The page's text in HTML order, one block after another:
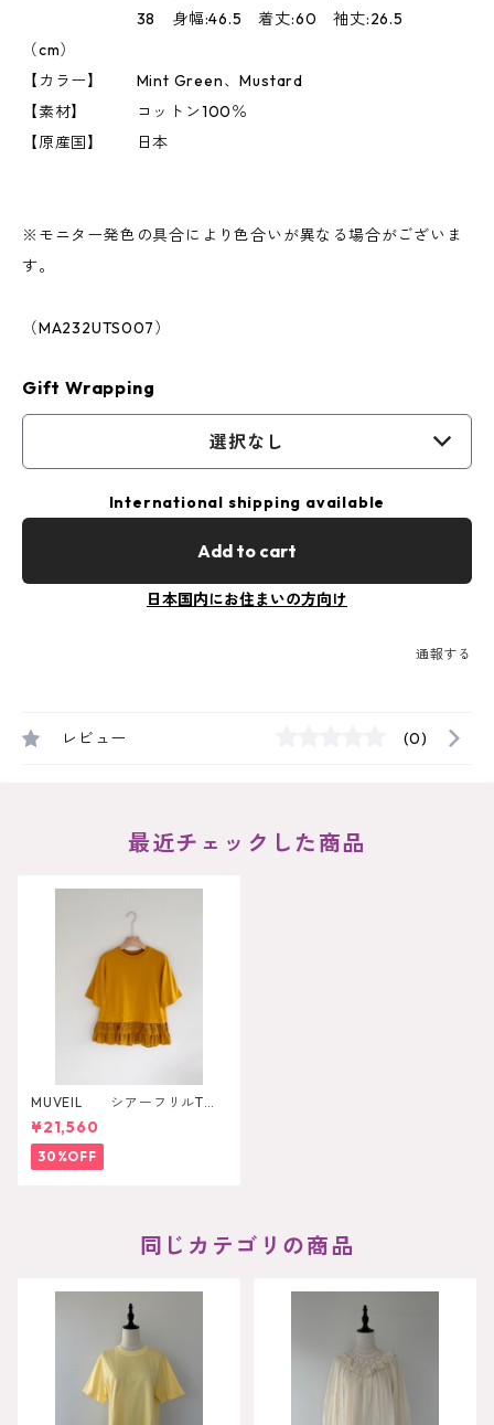
38 身幅:46.5 着丈:60 袖丈:26.5
（cm）
【カラー】 Mint Green、Mustard
【素材】 コットン100％
【原産国】 日本
※モニター発色の具合により色合いが異なる場合がございま
す。
（MA232UTS007）
Gift Wrapping
選択なし
International shipping available
Add to cart
日本国内にお住まいの方向け
通報する
レビュー (0)
最近チェックした商品
MUVEIL シアーフリルTシ
ャツ
¥21,560
30%OFF
同じカテゴリの商品